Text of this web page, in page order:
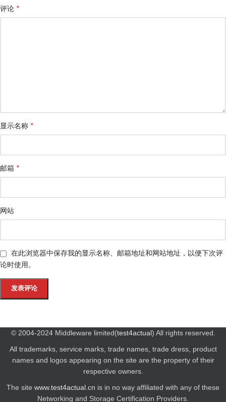
评论 *
显示名称 *
邮箱 *
网站
在此浏览器中保存我的显示名称、邮箱地址和网站地址，以便下次评
论时使用。
© 2004-2024 Middleware limited(test4actual) All rights reserved.
All trademarks, service marks, trade names, trade dress, product
names and logos appearing on the site are the property of their
respective owners.
The site www.test4actual.cn is in no way affiliated with any of these
Networking and Storage Certification Providers.